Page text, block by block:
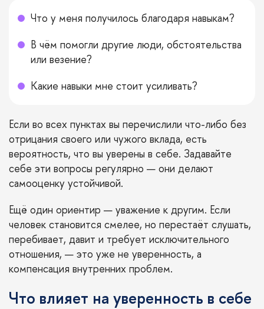
Что у меня получилось благодаря навыкам?
В чём помогли другие люди, обстоятельства
или везение?
Какие навыки мне стоит усиливать?
Если во всех пунктах вы перечислили что-либо без
отрицания своего или чужого вклада, есть
вероятность, что вы уверены в себе. Задавайте
себе эти вопросы регулярно — они делают
самооценку устойчивой.
Ещё один ориентир — уважение к другим. Если
человек становится смелее, но перестаёт слушать,
перебивает, давит и требует исключительного
отношения, — это уже не уверенность, а
компенсация внутренних проблем.
Что влияет на уверенность в себе